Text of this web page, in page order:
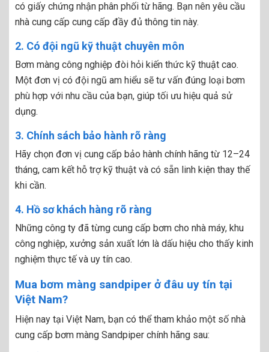
có giấy chứng nhận phân phối từ hãng. Bạn nên yêu cầu
nhà cung cấp cung cấp đầy đủ thông tin này.
2. Có đội ngũ kỹ thuật chuyên môn
Bơm màng công nghiệp đòi hỏi kiến thức kỹ thuật cao.
Một đơn vị có đội ngũ am hiểu sẽ tư vấn đúng loại bơm
phù hợp với nhu cầu của bạn, giúp tối ưu hiệu quả sử
dụng.
3. Chính sách bảo hành rõ ràng
Hãy chọn đơn vị cung cấp bảo hành chính hãng từ 12–24
tháng, cam kết hỗ trợ kỹ thuật và có sẵn linh kiện thay thế
khi cần.
4. Hồ sơ khách hàng rõ ràng
Những công ty đã từng cung cấp bơm cho nhà máy, khu
công nghiệp, xưởng sản xuất lớn là dấu hiệu cho thấy kinh
nghiệm thực tế và uy tín cao.
Mua bơm màng sandpiper ở đâu uy tín tại
Việt Nam?
Hiện nay tại Việt Nam, bạn có thể tham khảo một số nhà
cung cấp bơm màng Sandpiper chính hãng sau: